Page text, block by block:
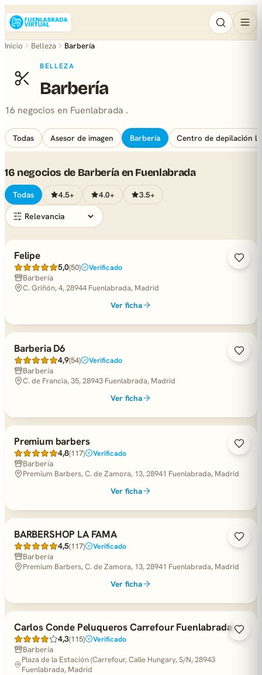
Inicio Belleza Barbería
BELLEZA
Barbería
16 negocios en Fuenlabrada .
Todas Asesor de imagen Barbería Centro de depilación
16 negocios de Barbería en Fuenlabrada
Todas 4.5+ 4.0+ 3.5+
Felipe
5,0(50) Verificado
Barbería
C. Griñón, 4, 28944 Fuenlabrada, Madrid
Ver ficha
Barberia D6
4,9(54) Verificado
Barbería
C. de Francia, 35, 28943 Fuenlabrada, Madrid
Ver ficha
Premium barbers
4,8(117) Verificado
Barbería
Premium Barbers, C. de Zamora, 13, 28941 Fuenlabrada, Madrid
Ver ficha
BARBERSHOP LA FAMA
4,5(117) Verificado
Barbería
Premium Barbers, C. de Zamora, 13, 28941 Fuenlabrada, Madrid
Ver ficha
Carlos Conde Peluqueros Carrefour Fuenlabrada
4,3(115) Verificado
Barbería
Plaza de la Estación (Carrefour, Calle Hungary, S/N, 28943
Fuenlabrada, Madrid